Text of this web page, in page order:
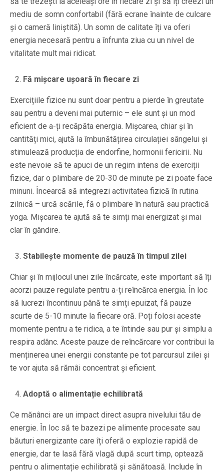
mediu de somn confortabil (fără ecrane înainte de culcare
și o cameră liniștită). Un somn de calitate îți va oferi
energia necesară pentru a înfrunta ziua cu un nivel de
vitalitate mult mai ridicat.
Fă mișcare ușoară în fiecare zi
Exercițiile fizice nu sunt doar pentru a pierde în greutate
sau pentru a deveni mai puternic – ele sunt și un mod
eficient de a-ți recăpăta energia. Mișcarea, chiar și în
cantități mici, ajută la îmbunătățirea circulației sângelui și
stimulează producția de endorfine, hormonii fericirii. Nu
este nevoie să te apuci de un regim intens de exerciții
fizice, dar o plimbare de 20-30 de minute pe zi poate face
minuni. Încearcă să integrezi activitatea fizică în rutina
zilnică – urcă scările, fă o plimbare în natură sau practică
yoga. Mișcarea te ajută să te simți mai energizat și mai
clar în gândire.
Stabilește momente de pauză în timpul zilei
Chiar și în mijlocul unei zile încărcate, este important să îți
acorzi pauze regulate pentru a-ți reîncărca energia. În loc
să lucrezi încontinuu până te simți epuizat, fă pauze
scurte de 5-10 minute la fiecare oră. Poți folosi aceste
momente pentru a te ridica, a te întinde sau pur și simplu a
respira adânc. Aceste pauze de reîncărcare vor contribui la
menținerea unei energii constante pe tot parcursul zilei și
te vor ajuta să rămâi concentrat și eficient.
Adoptă o alimentație echilibrată
Ce mănânci are un impact direct asupra nivelului tău de
energie. În loc să te bazezi pe alimente procesate sau
băuturi energizante care îți oferă o explozie rapidă de
energie, dar te lasă fără vlagă după scurt timp, optează
pentru o alimentație echilibrată și sănătoasă. Include în